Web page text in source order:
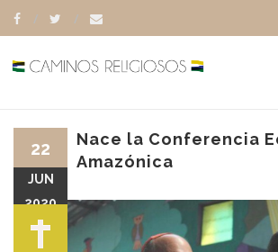
Nace la Conferencia
Amazónica
22
JUN
2020